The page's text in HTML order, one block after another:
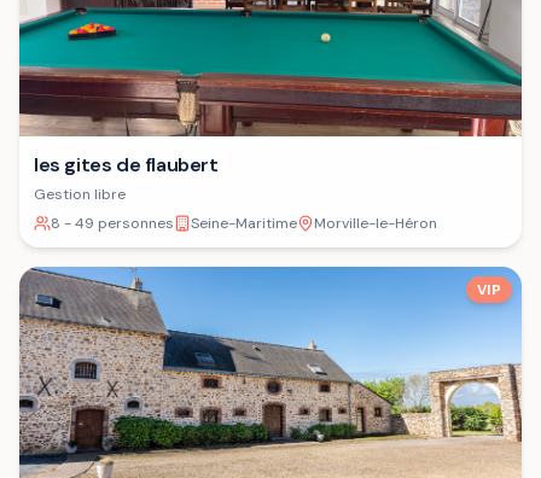
les gites de flaubert
Gestion libre
8 - 49 personnes
Seine-Maritime Morville-le-Héron
VIP